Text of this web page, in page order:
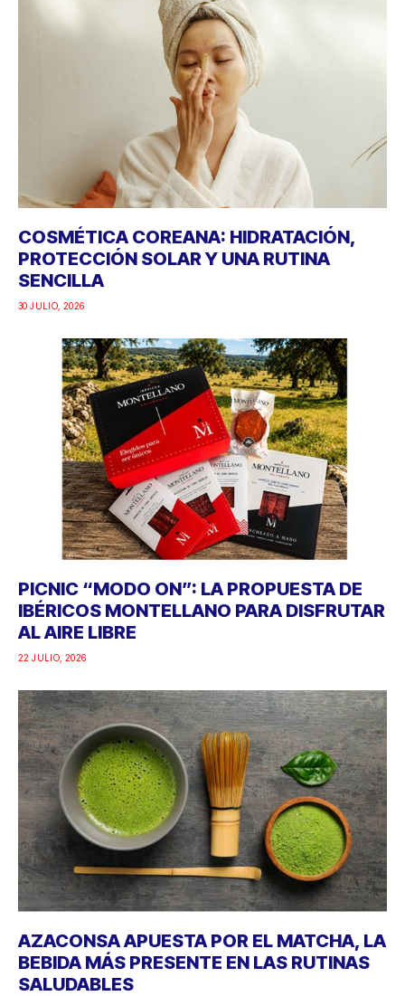
COSMÉTICA COREANA: HIDRATACIÓN,
PROTECCIÓN SOLAR Y UNA RUTINA
SENCILLA
30 JULIO, 2026
PICNIC “MODO ON”: LA PROPUESTA DE
IBÉRICOS MONTELLANO PARA DISFRUTAR
AL AIRE LIBRE
22 JULIO, 2026
AZACONSA APUESTA POR EL MATCHA, LA
BEBIDA MÁS PRESENTE EN LAS RUTINAS
SALUDABLES